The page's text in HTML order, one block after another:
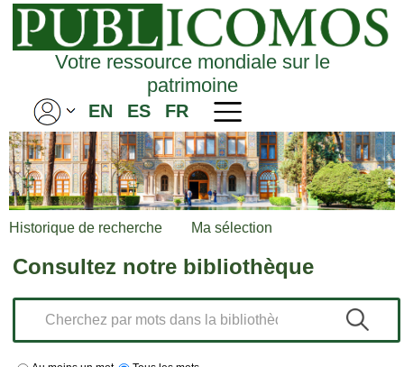
Votre ressource mondiale sur le
patrimoine
EN ES FR
Historique de recherche Ma sélection
Consultez notre bibliothèque